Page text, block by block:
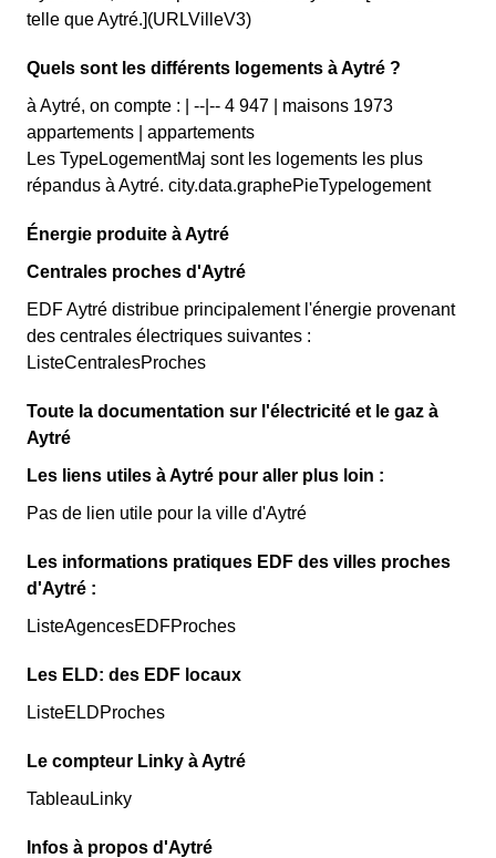
telle que Aytré.](URLVilleV3)
Quels sont les différents logements à Aytré ?
à Aytré, on compte : | --|-- 4 947 | maisons 1973
appartements | appartements
Les TypeLogementMaj sont les logements les plus
répandus à Aytré. city.data.graphePieTypelogement
Énergie produite à Aytré
Centrales proches d'Aytré
EDF Aytré distribue principalement l'énergie provenant
des centrales électriques suivantes :
ListeCentralesProches
Toute la documentation sur l'électricité et le gaz à
Aytré
Les liens utiles à Aytré pour aller plus loin :
Pas de lien utile pour la ville d'Aytré
Les informations pratiques EDF des villes proches
d'Aytré :
ListeAgencesEDFProches
Les ELD: des EDF locaux
ListeELDProches
Le compteur Linky à Aytré
TableauLinky
Infos à propos d'Aytré